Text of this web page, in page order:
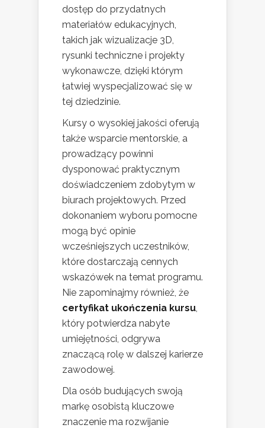
dostęp do przydatnych
materiałów edukacyjnych,
takich jak wizualizacje 3D,
rysunki techniczne i projekty
wykonawcze, dzięki którym
łatwiej wyspecjalizować się w
tej dziedzinie.
Kursy o wysokiej jakości oferują
także wsparcie mentorskie, a
prowadzący powinni
dysponować praktycznym
doświadczeniem zdobytym w
biurach projektowych. Przed
dokonaniem wyboru pomocne
mogą być opinie
wcześniejszych uczestników,
które dostarczają cennych
wskazówek na temat programu.
Nie zapominajmy również, że
certyfikat ukończenia kursu
który potwierdza nabyte
umiejętności, odgrywa
znaczącą rolę w dalszej karierze
zawodowej.
Dla osób budujących swoją
markę osobistą kluczowe
znaczenie ma rozwijanie